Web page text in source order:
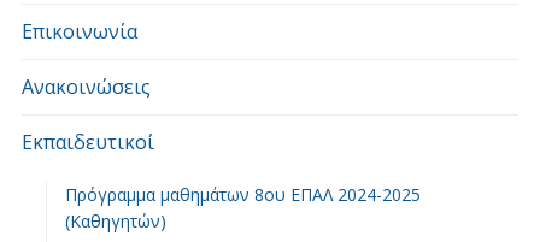
Επικοινωνία
Ανακοινώσεις
Εκπαιδευτικοί
Πρόγραμμα μαθημάτων 8ου ΕΠΑΛ 2024-2025
(Καθηγητών)